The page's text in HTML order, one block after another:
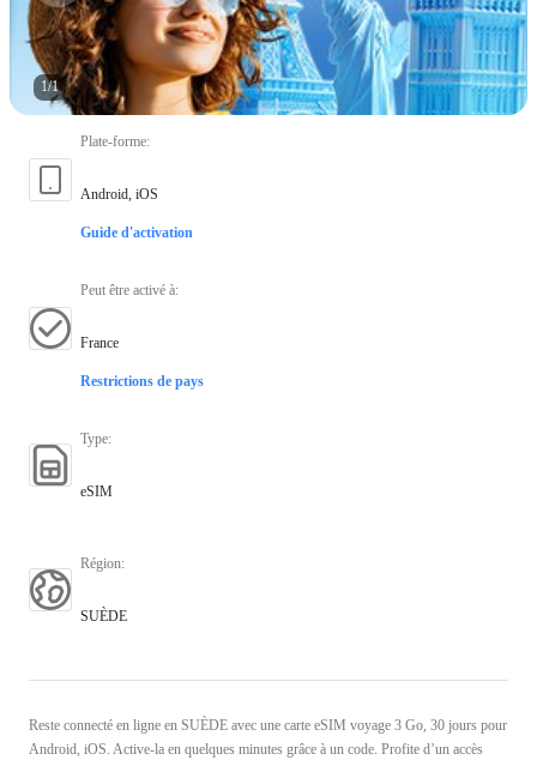
1/1
Plate-forme:
Android, iOS
Guide d'activation
Peut être activé à:
France
Restrictions de pays
Type:
eSIM
Région:
SUÈDE
Reste connecté en ligne en SUÈDE avec une carte eSIM voyage 3 Go, 30 jours pour
Android, iOS. Active-la en quelques minutes grâce à un code. Profite d’un accès